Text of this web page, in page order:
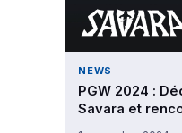
NEWS
PGW 2024 :
Savara et